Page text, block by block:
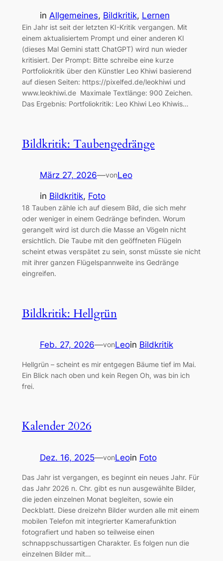
in Allgemeines, Bildkritik, Lernen
Ein Jahr ist seit der letzten KI-Kritik vergangen. Mit
einem aktualisiertem Prompt und einer anderen KI
(dieses Mal Gemini statt ChatGPT) wird nun wieder
kritisiert. Der Prompt: Bitte schreibe eine kurze
Portfoliokritik über den Künstler Leo Khiwi basierend
auf diesen Seiten: https://pixelfed.de/leokhiwi und
www.leokhiwi.de Maximale Textlänge: 900 Zeichen.
Das Ergebnis: Portfoliokritik: Leo Khiwi Leo Khiwis…
Bildkritik: Taubengedränge
März 27, 2026—vonLeo
in Bildkritik, Foto
18 Tauben zähle ich auf diesem Bild, die sich mehr
oder weniger in einem Gedränge befinden. Worum
gerangelt wird ist durch die Masse an Vögeln nicht
ersichtlich. Die Taube mit den geöffneten Flügeln
scheint etwas verspätet zu sein, sonst müsste sie nicht
mit ihrer ganzen Flügelspannweite ins Gedränge
eingreifen.
Bildkritik: Hellgrün
Feb. 27, 2026—vonLeoin Bildkritik
Hellgrün – scheint es mir entgegen Bäume tief im Mai.
Ein Blick nach oben und kein Regen Oh, was bin ich
frei.
Kalender 2026
Dez. 16, 2025—vonLeoin Foto
Das Jahr ist vergangen, es beginnt ein neues Jahr. Für
das Jahr 2026 n. Chr. gibt es nun ausgewählte Bilder,
die jeden einzelnen Monat begleiten, sowie ein
Deckblatt. Diese dreizehn Bilder wurden alle mit einem
mobilen Telefon mit integrierter Kamerafunktion
fotografiert und haben so teilweise einen
schnappschussartigen Charakter. Es folgen nun die
einzelnen Bilder mit…